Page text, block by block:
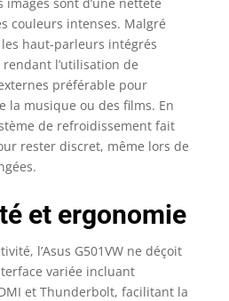
couleurs intenses. Malgré
haut-parleurs intégrés
l’utilisation de
préférable pour
la musique ou des films. En
de refroidissement fait
rester discret, même lors de
et ergonomie
l’Asus G501VW ne déçoit
variée incluant
et Thunderbolt, facilitant la